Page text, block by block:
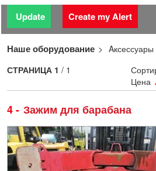
Update Create my Alert
Наше оборудование Aксессуары
4 Зажим для барабана
Цена
СТРАНИЦА 1 / 1